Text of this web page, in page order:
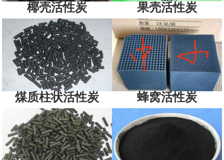
椰壳活性炭 果壳活性炭
煤质柱状活性炭 蜂窝活性炭